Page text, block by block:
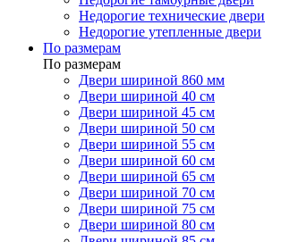
Недорогие технические двери
Недорогие утепленные двери
По размерам
По размерам
Двери шириной 860 мм
Двери шириной 40 см
Двери шириной 45 см
Двери шириной 50 см
Двери шириной 55 см
Двери шириной 60 см
Двери шириной 65 см
Двери шириной 70 см
Двери шириной 75 см
Двери шириной 80 см